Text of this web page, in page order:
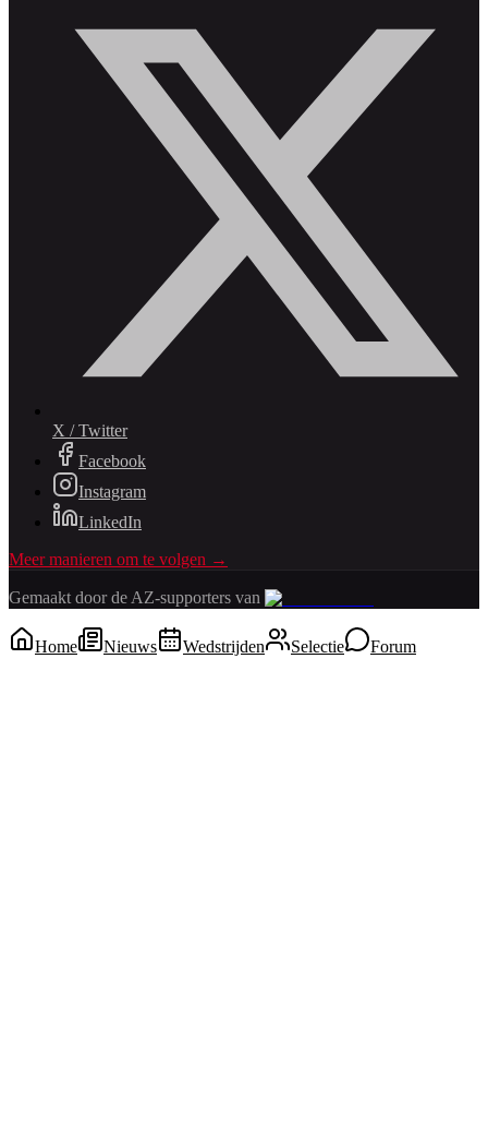
X / Twitter
Facebook
Instagram
LinkedIn
Meer manieren om te volgen →
Gemaakt door de AZ-supporters van
Home Nieuws Wedstrijden Selectie Forum